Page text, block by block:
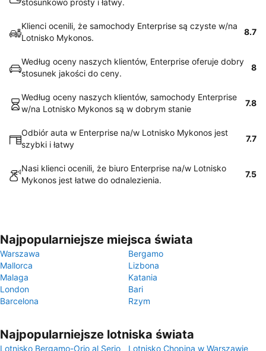
stosunkowo prosty i łatwy.
Klienci ocenili, że samochody Enterprise są czyste w/na
Lotnisko Mykonos.
8.7
Według oceny naszych klientów, Enterprise oferuje dobry
stosunek jakości do ceny.
8
Według oceny naszych klientów, samochody Enterprise
w/na Lotnisko Mykonos są w dobrym stanie
7.8
Odbiór auta w Enterprise na/w Lotnisko Mykonos jest
szybki i łatwy
7.7
Nasi klienci ocenili, że biuro Enterprise na/w Lotnisko
Mykonos jest łatwe do odnalezienia.
7.5
Najpopularniejsze miejsca świata
Warszawa
Bergamo
Mallorca
Lizbona
Malaga
Katania
London
Bari
Barcelona
Rzym
Najpopularniejsze lotniska świata
Lotnisko Bergamo-Orio al Serio Lotnisko Chopina w Warszawie